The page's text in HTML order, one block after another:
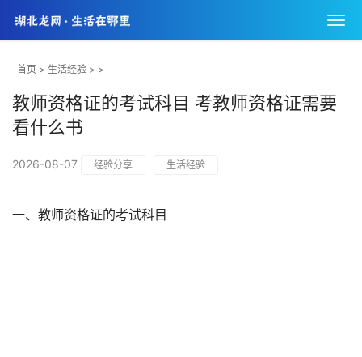
首页 > 生活经验 > >
教师资格证的考试科目 考教师资格证需要
看什么书
2026-08-07 经验分享 生活经验
一、教师资格证的考试科目